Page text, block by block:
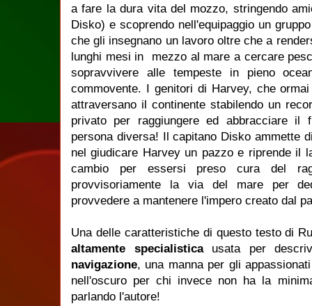
a fare la dura vita del mozzo, stringendo
Disko) e scoprendo nell'equipaggio un
che gli insegnano un lavoro oltre che a
lunghi mesi in mezzo al mare a cercare
sopravvivere alle tempeste in pieno
commovente. I genitori di Harvey, che
attraversano il continente stabilendo un
privato per raggiungere ed abbracciare il
persona diversa! Il capitano Disko ammette
nel giudicare Harvey un pazzo e riprende il
cambio per essersi preso cura del
provvisoriamente la via del mare per
provvedere a mantenere l'impero creato dal
Una delle caratteristiche di questo testo di
altamente specialisticausata per
navigazione, una manna per gli
nell'oscuro per chi invece non ha la
parlando l'autore!